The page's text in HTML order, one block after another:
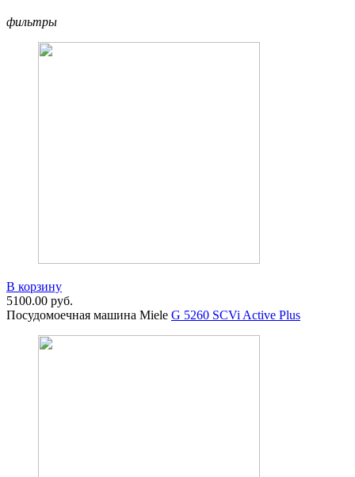
фильтры
В корзину
5100.00 руб.
Посудомоечная машина Miele G 5260 SCVi Active Plus